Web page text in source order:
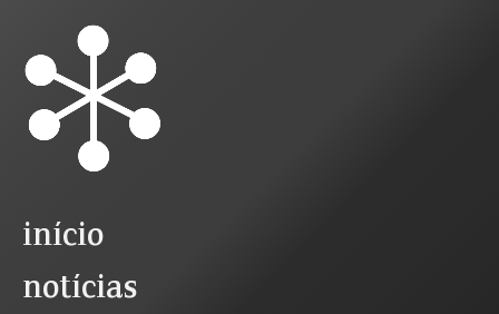
início
notícias